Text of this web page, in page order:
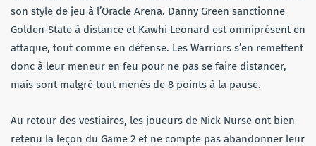
son style de jeu à l’Oracle Arena. Danny Green sanctionne
Golden-State à distance et Kawhi Leonard est omniprésent en
attaque, tout comme en défense. Les Warriors s’en remettent
donc à leur meneur en feu pour ne pas se faire distancer,
mais sont malgré tout menés de 8 points à la pause.
Au retour des vestiaires, les joueurs de Nick Nurse ont bien
retenu la leçon du Game 2 et ne compte pas abandonner leur